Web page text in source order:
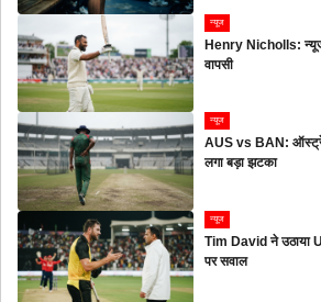
न्यूज
Henry Nicholls:
वापसी
न्यूज
AUS vs BAN:
लगा बड़ा झटका
न्यूज
Tim David ने उठाया
पर सवाल